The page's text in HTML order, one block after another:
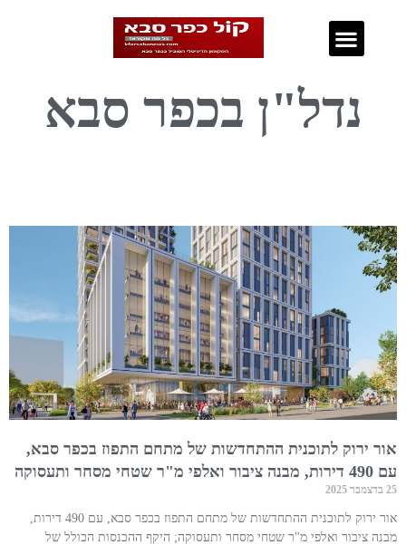
נדל"ן בכפר סבא
אור ירוק לתוכנית ההתחדשות של מתחם התפוז בכפר סבא,
עם 490 דירות, מבנה ציבור ואלפי מ"ר שטחי מסחר ותעסוקה
25 בדצמבר 2025
אור ירוק לתוכנית ההתחדשות של מתחם התפוז בכפר סבא, עם 490 דירות,
מבנה ציבור ואלפי מ"ר שטחי מסחר ותעסוקה; היקף ההכנסות הכולל של